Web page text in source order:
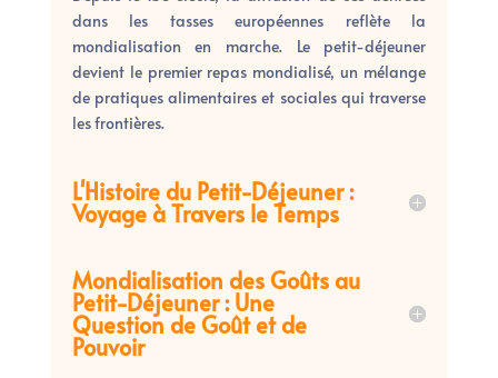
dans les tasses européennes reflète la
mondialisation en marche. Le petit-déjeuner
devient le premier repas mondialisé, un mélange
de pratiques alimentaires et sociales qui traverse
les frontières.
L'Histoire du Petit-Déjeuner :
Voyage à Travers le Temps
Mondialisation des Goûts au
Petit-Déjeuner : Une
Question de Goût et de
Pouvoir